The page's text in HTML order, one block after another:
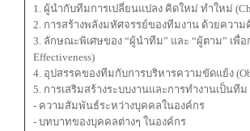
1. ผู้นำกับทีมการเปลี่ยนแปลง คิดใหม่ ทำใหม่
2. การสร้างพลังมหัศจรรย์ของทีมงาน ด้วยความ
3. ลักษณะพิเศษของ “ผู้นำทีม” และ “ผู้ตาม” เพื่อ
Effectiveness)
4. อุปสรรคของทีมกับการบริหารความขัดแย้ง
5. การเสริมสร้างระบบงานและการทำงานเป็นทีม
- ความสัมพันธ์ระหว่างบุคคลในองค์กร
- บทบาทของบุคคลต่างๆ ในองค์กร